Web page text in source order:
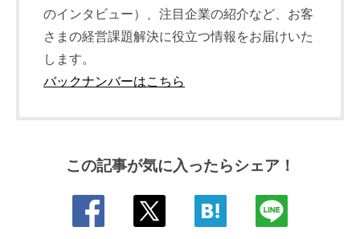
のインタビュー）、注目企業の紹介など、お客
さまの経営課題解決に役立つ情報をお届けいた
します。
バックナンバーはこちら
この記事が気に入ったらシェア！